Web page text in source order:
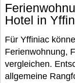
Hotel in
Für Yffiniac
Ferienwohnung,
vergleichen.
allgemeine